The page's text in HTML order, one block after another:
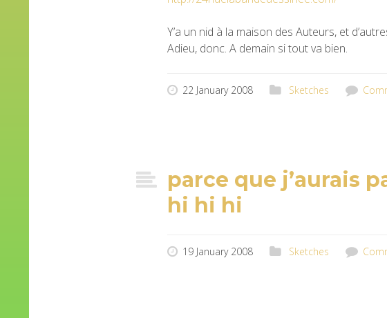
Y’a un nid à la maison des Auteurs, et
Adieu, donc. A demain si tout va bien.
22 January 2008 Sketches
parce que j’aurais
hi hi hi
19 January 2008 Sketches